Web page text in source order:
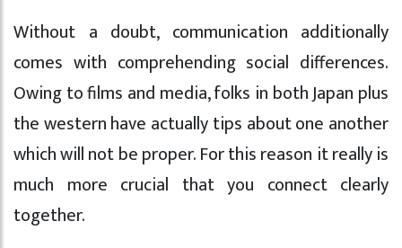
Without a doubt, communication additionally
comes with comprehending social differences.
Owing to films and media, folks in both Japan plus
the western have actually tips about one another
which will not be proper. For this reason it really is
much more crucial that you connect clearly
together.